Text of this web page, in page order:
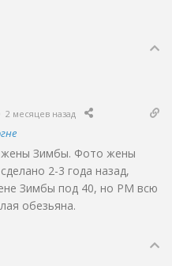
2 месяцев назад
жены Зимбы. Фото жены
2-3 года назад,
Зимбы под 40, но РМ всю
обезьяна.